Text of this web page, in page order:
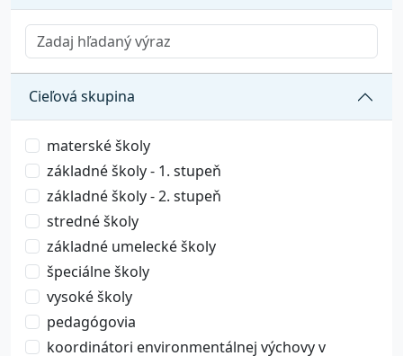
Cieľová skupina
materské školy
základné školy - 1. stupeň
základné školy - 2. stupeň
stredné školy
základné umelecké školy
špeciálne školy
vysoké školy
pedagógovia
koordinátori environmentálnej výchovy v